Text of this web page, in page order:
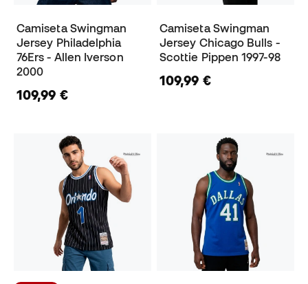
Camiseta Swingman
Jersey Philadelphia
76Ers - Allen Iverson
2000
109,99 €
Camiseta Swingman
Jersey Chicago Bulls -
Scottie Pippen 1997-98
109,99 €